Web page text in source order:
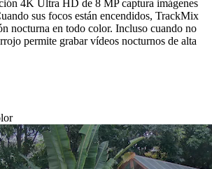
4K Ultra HD de 8 MP captura imágenes
sus focos están encendidos, TrackMix
nocturna en todo color. Incluso cuando no
permite grabar vídeos nocturnos de alta